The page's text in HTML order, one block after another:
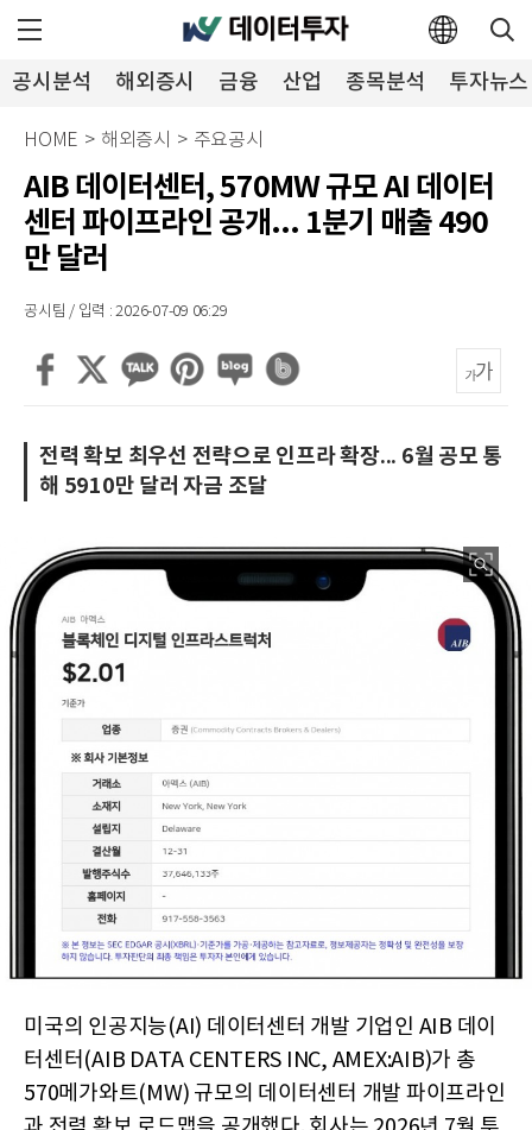
공시분석 해외증시 금융 산업 종목분석 투자뉴스
HOME > 해외증시 > 주요공시
AIB 데이터센터, 570MW 규모 AI 데이터
센터 파이프라인 공개... 1분기 매출 490
만 달러
공시팀 / 입력 : 2026-07-09 06:29
전력 확보 최우선 전략으로 인프라 확장... 6월 공모 통
해 5910만 달러 자금 조달
미국의 인공지능(AI) 데이터센터 개발 기업인 AIB 데이
터센터(AIB DATA CENTERS INC, AMEX:AIB)가 총
570메가와트(MW) 규모의 데이터센터 개발 파이프라인